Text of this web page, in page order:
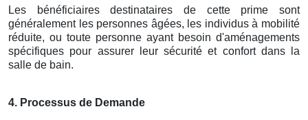
Les bénéficiaires destinataires de cette prime sont
généralement les personnes âgées, les individus à mobilité
réduite, ou toute personne ayant besoin d'aménagements
spécifiques pour assurer leur sécurité et confort dans la
salle de bain.
4. Processus de Demande